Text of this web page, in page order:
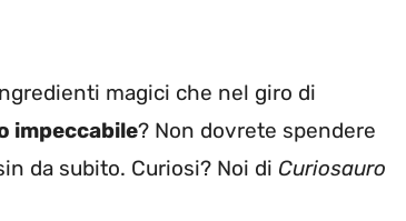
magici che nel giro di
impeccabile? Non dovrete spendere
da subito. Curiosi? Noi di Curiosauro